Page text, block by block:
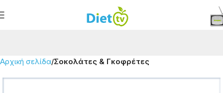
Αρχική σελίδα Σοκολάτες & Γκοφρέτες